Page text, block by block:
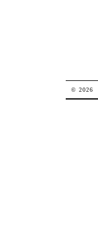
© 2026